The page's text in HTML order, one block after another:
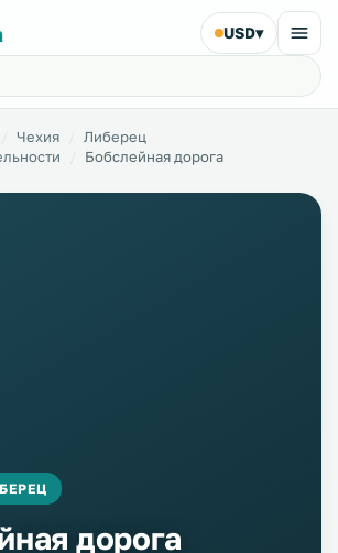
USD▾
Чехия
Либерец
Бобслейная дорога
дорога